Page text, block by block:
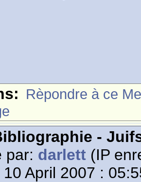
Rèpondre à ce
-
par: darlett (IP
10 April 2007 :